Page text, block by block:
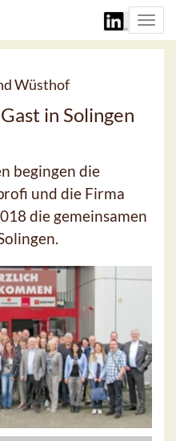
Wüsthof
in Solingen
begingen die
und die Firma
die gemeinsamen